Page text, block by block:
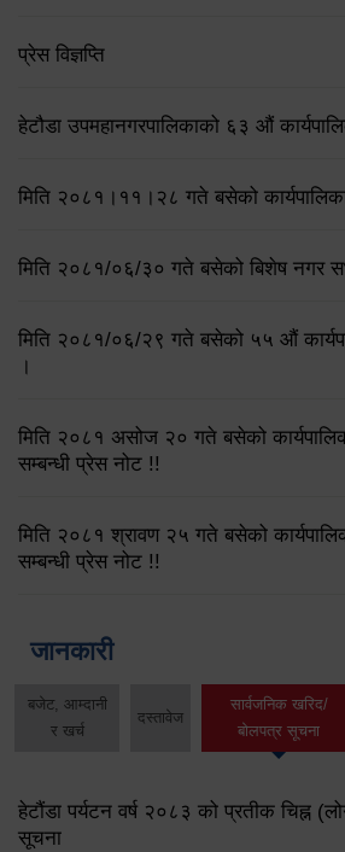
प्रेस विज्ञप्ति
हेटौडा उपमहानगरपालिकाको ६३ औं
मिति २०८१।११।२८ गते बसेको
मिति २०८१/०६/३० गते बसेको बिशेष नगर
मिति २०८१/०६/२९ गते बसेको ५५ औं
।
मिति २०८१ असोज २० गते बसेको
सम्बन्धी प्रेस नोट !!
मिति २०८१ श्रावण २५ गते बसेको
सम्बन्धी प्रेस नोट !!
जानकारी
बजेट, आम्दानी
र खर्च
दस्तावेज
सार्वजनिक खरिद/
बोलपत्र सूचना
हेटौंडा पर्यटन वर्ष २०८३ को प्रतीक चिह्न
सूचना